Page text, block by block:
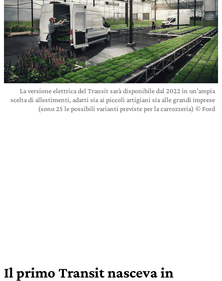
La versione elettrica del Transit sarà disponibile dal 2022 in un’ampia
scelta di allestimenti, adatti sia ai piccoli artigiani sia alle grandi imprese
(sono 25 le possibili varianti previste per la carrozzeria) © Ford
Il primo Transit nasceva in